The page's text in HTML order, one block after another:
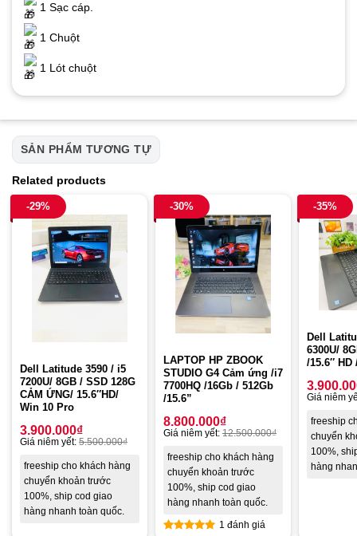
1 Sạc cáp.
1 Chuột
1 Lót chuột
SẢN PHẨM TƯƠNG TỰ
Related products
-29%
Dell Latitude 3590 / i5
7200U/ 8GB / SSD 128G
CẢM ỨNG/ 15.6″HD/
Win 10 Pro
3.900.000₫
Giá niêm yết: 5.500.000₫
freeship cho khách hàng
chuyển khoản trước
100%, ship cod giao
hàng nhanh toàn quốc.
-30%
LAPTOP HP ZBOOK
STUDIO G4 Cảm ứng /i7
7700HQ /16Gb / 512Gb
/15.6”
8.800.000₫
Giá niêm yết: 12.500.000₫
freeship cho khách hàng
chuyển khoản trước
100%, ship cod giao
hàng nhanh toàn quốc.
1 đánh giá
-35%
Dell
6300U/
/15.6″
Giá niêm
freeship
chuyển
100%,
hàng